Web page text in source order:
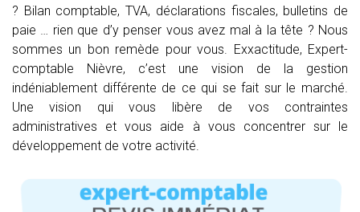
? Bilan comptable, TVA, déclarations fiscales, bulletins de
paie … rien que d’y penser vous avez mal à la tête ? Nous
sommes un bon remède pour vous. Exxactitude, Expert-
comptable Nièvre, c’est une vision de la gestion
indéniablement différente de ce qui se fait sur le marché.
Une vision qui vous libère de vos contraintes
administratives et vous aide à vous concentrer sur le
développement de votre activité.